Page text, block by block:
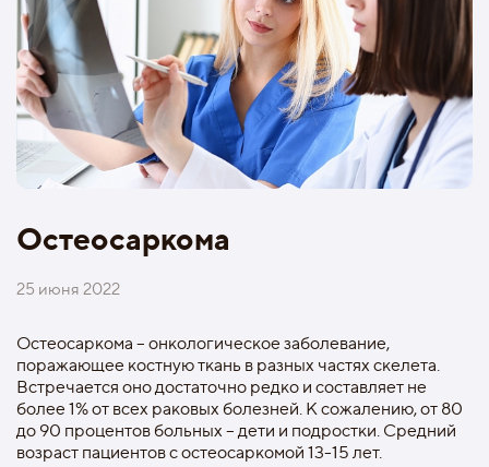
Остеосаркома
25 июня 2022
Остеосаркома – онкологическое заболевание,
поражающее костную ткань в разных частях скелета.
Встречается оно достаточно редко и составляет не
более 1% от всех раковых болезней. К сожалению, от 80
до 90 процентов больных – дети и подростки. Средний
возраст пациентов с остеосаркомой 13-15 лет.